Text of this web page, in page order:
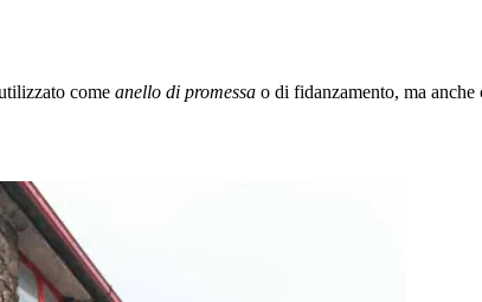
come anello di promessa o di fidanzamento, ma